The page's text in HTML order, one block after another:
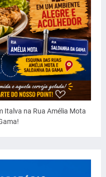
Italva na Rua Amélia Mota